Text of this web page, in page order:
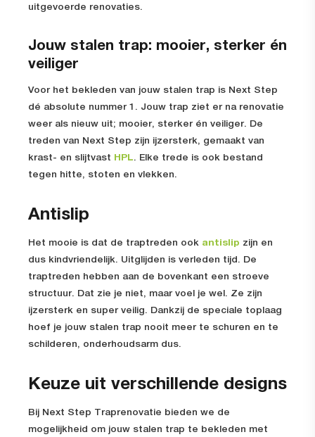
uitgevoerde renovaties.
Jouw stalen trap: mooier, sterker én
veiliger
Voor het bekleden van jouw stalen trap is Next Step
dé absolute nummer 1. Jouw trap ziet er na renovatie
weer als nieuw uit; mooier, sterker én veiliger. De
treden van Next Step zijn ijzersterk, gemaakt van
krast- en slijtvast HPL. Elke trede is ook bestand
tegen hitte, stoten en vlekken.
Antislip
Het mooie is dat de traptreden ook antislip zijn en
dus kindvriendelijk. Uitglijden is verleden tijd. De
traptreden hebben aan de bovenkant een stroeve
structuur. Dat zie je niet, maar voel je wel. Ze zijn
ijzersterk en super veilig. Dankzij de speciale toplaag
hoef je jouw stalen trap nooit meer te schuren en te
schilderen, onderhoudsarm dus.
Keuze uit verschillende designs
Bij Next Step Traprenovatie bieden we de
mogelijkheid om jouw stalen trap te bekleden met